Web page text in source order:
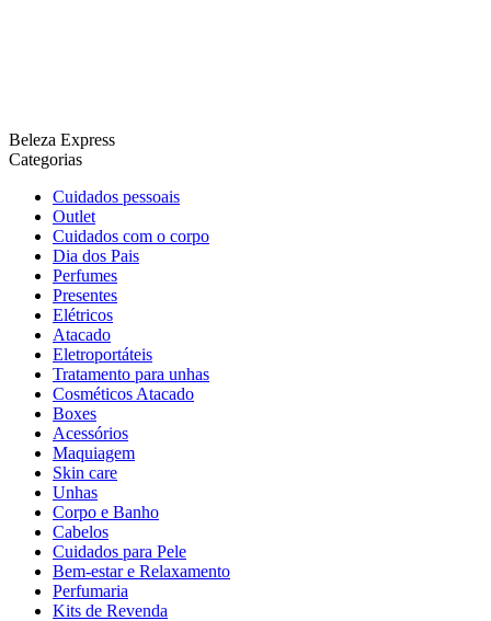
Beleza Express
Categorias
Cuidados pessoais
Outlet
Cuidados com o corpo
Dia dos Pais
Perfumes
Presentes
Elétricos
Atacado
Eletroportáteis
Tratamento para unhas
Cosméticos Atacado
Boxes
Acessórios
Maquiagem
Skin care
Unhas
Corpo e Banho
Cabelos
Cuidados para Pele
Bem-estar e Relaxamento
Perfumaria
Kits de Revenda